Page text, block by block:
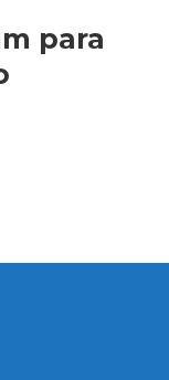
para